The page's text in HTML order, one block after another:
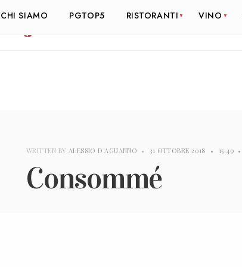
CHI SIAMO PGTOP5 RISTORANTI VINO
WRITTEN BY ALESSIO D'AGUANNO • 31 OTTOBRE 2018 • 15:49 •
Consommé